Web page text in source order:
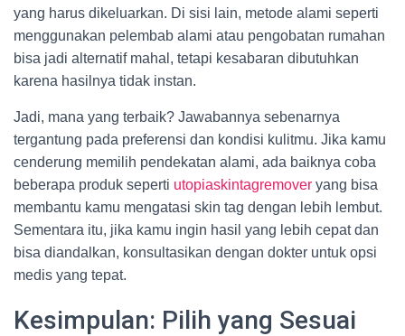
yang harus dikeluarkan. Di sisi lain, metode alami seperti
menggunakan pelembab alami atau pengobatan rumahan
bisa jadi alternatif mahal, tetapi kesabaran dibutuhkan
karena hasilnya tidak instan.
Jadi, mana yang terbaik? Jawabannya sebenarnya
tergantung pada preferensi dan kondisi kulitmu. Jika kamu
cenderung memilih pendekatan alami, ada baiknya coba
beberapa produk seperti utopiaskintagremover yang bisa
membantu kamu mengatasi skin tag dengan lebih lembut.
Sementara itu, jika kamu ingin hasil yang lebih cepat dan
bisa diandalkan, konsultasikan dengan dokter untuk opsi
medis yang tepat.
Kesimpulan: Pilih yang Sesuai